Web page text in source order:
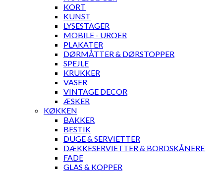
KORT
KUNST
LYSESTAGER
MOBILE - UROER
PLAKATER
DØRMÅTTER & DØRSTOPPER
SPEJLE
KRUKKER
VASER
VINTAGE DECOR
ÆSKER
KØKKEN
BAKKER
BESTIK
DUGE & SERVIETTER
DÆKKESERVIETTER & BORDSKÅNERE
FADE
GLAS & KOPPER